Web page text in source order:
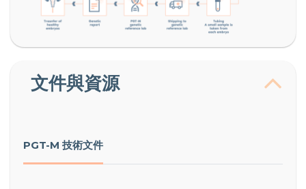
文件與資源
PGT-M 技術文件